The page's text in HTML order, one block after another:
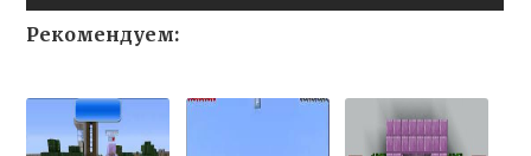
Рекомендуем: